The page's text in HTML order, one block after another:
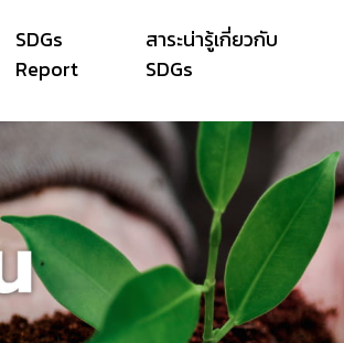
SDGs
Report
สาระน่ารู้เกี่ยวกับ
SDGs